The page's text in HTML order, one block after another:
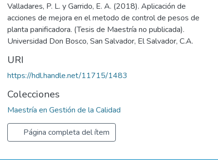
Valladares, P. L. y Garrido, E. A. (2018). Aplicación de
acciones de mejora en el metodo de control de pesos de
planta panificadora. (Tesis de Maestría no publicada).
Universidad Don Bosco, San Salvador, El Salvador, C.A.
URI
https://hdl.handle.net/11715/1483
Colecciones
Maestría en Gestión de la Calidad
Página completa del ítem